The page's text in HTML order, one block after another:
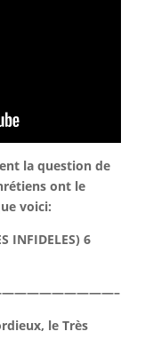
la question de
ont le
voici:
INFIDELES) 6
le Très